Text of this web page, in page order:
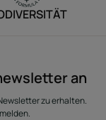
an
zu erhalten.